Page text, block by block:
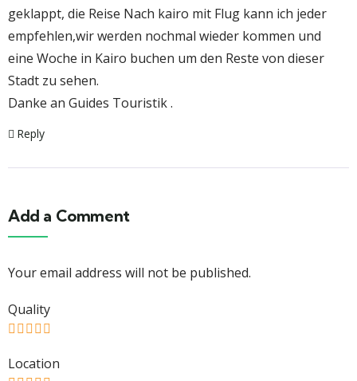
geklappt, die Reise Nach kairo mit Flug kann ich jeder
empfehlen,wir werden nochmal wieder kommen und
eine Woche in Kairo buchen um den Reste von dieser
Stadt zu sehen.
Danke an Guides Touristik .
Reply
Add a Comment
Your email address will not be published.
Quality
Location